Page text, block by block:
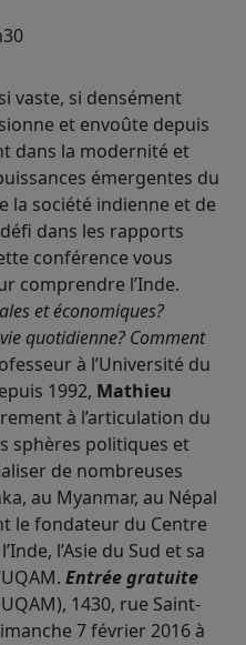
si vaste, si densément
et envoûte depuis
dans la modernité et
émergentes du
la société indienne et de
dans les rapports
conférence vous
comprendre l’Inde.
et économiques?
quotidienne? Comment
à l’Université du
1992, Mathieu
à l’articulation du
sphères politiques et
de nombreuses
au Myanmar, au Népal
le fondateur du Centre
l’Asie du Sud et sa
Entrée gratuite
1430, rue Saint-
7 février 2016 à